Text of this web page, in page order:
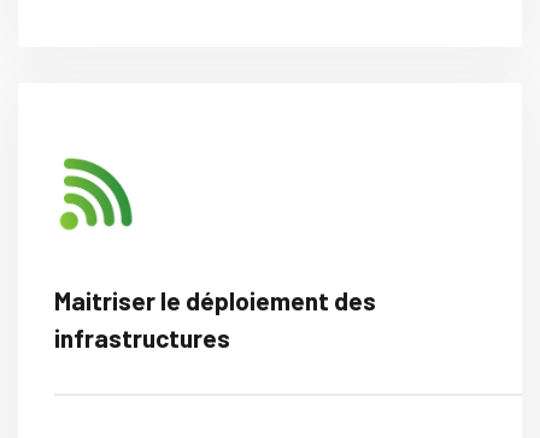
Maitriser le déploiement des
infrastructures